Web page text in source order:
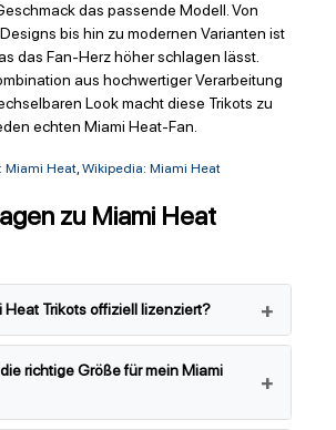
das passende Modell. Von
bis hin zu modernen Varianten ist
das Fan-Herz höher schlagen lässt.
aus hochwertiger Verarbeitung
Look macht diese Trikots zu
echten Miami Heat-Fan.
Miami Heat, Wikipedia: Miami Heat
zu Miami Heat
Heat Trikots offiziell lizenziert?
richtige Größe für mein Miami